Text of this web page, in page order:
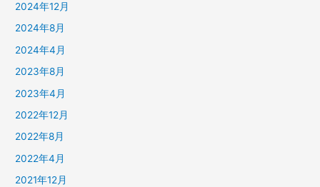
2024年12月
2024年8月
2024年4月
2023年8月
2023年4月
2022年12月
2022年8月
2022年4月
2021年12月